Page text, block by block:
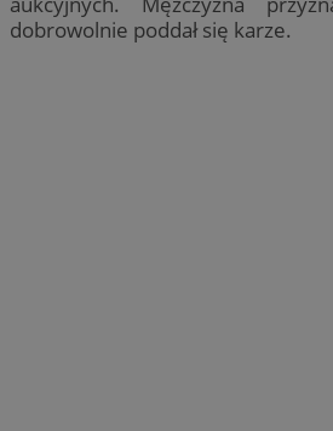
dobrowolnie poddał się karze.